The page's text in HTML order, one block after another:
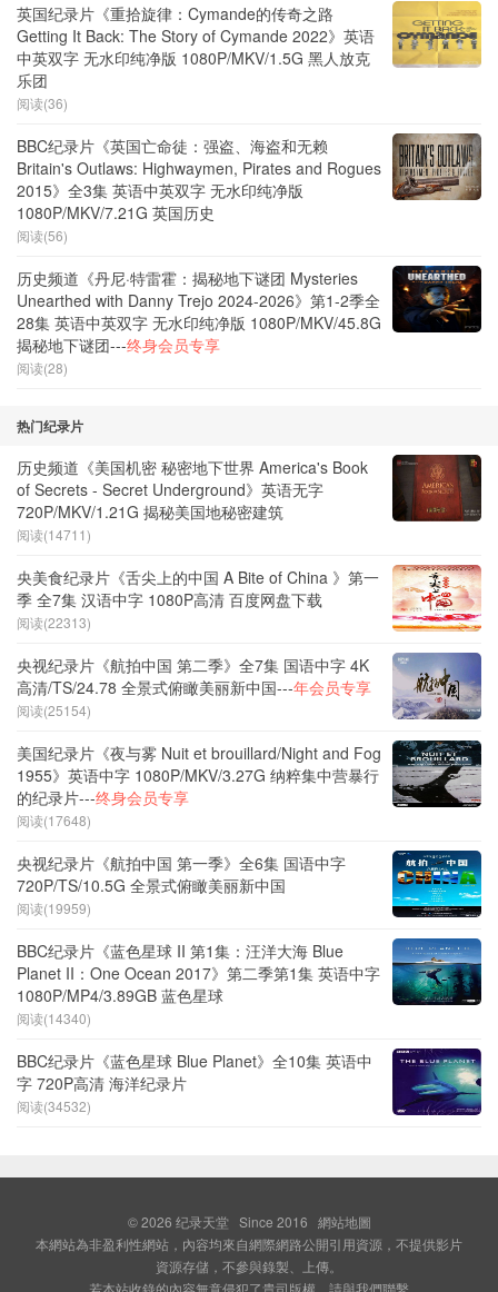
英国纪录片《重拾旋律：Cymande的传奇之路
Getting It Back: The Story of Cymande 2022》英语
中英双字 无水印纯净版 1080P/MKV/1.5G 黑人放克
乐团
阅读(36)
BBC纪录片《英国亡命徒：强盗、海盗和无赖
Britain's Outlaws: Highwaymen, Pirates and Rogues
2015》全3集 英语中英双字 无水印纯净版
1080P/MKV/7.21G 英国历史
阅读(56)
历史频道《丹尼·特雷霍：揭秘地下谜团 Mysteries
Unearthed with Danny Trejo 2024-2026》第1-2季全
28集 英语中英双字 无水印纯净版 1080P/MKV/45.8G
揭秘地下谜团---终身会员专享
阅读(28)
热门纪录片
历史频道《美国机密 秘密地下世界 America's Book
of Secrets - Secret Underground》英语无字
720P/MKV/1.21G 揭秘美国地秘密建筑
阅读(14711)
央美食纪录片《舌尖上的中国 A Bite of China 》第一
季 全7集 汉语中字 1080P高清 百度网盘下载
阅读(22313)
央视纪录片《航拍中国 第二季》全7集 国语中字 4K
高清/TS/24.78 全景式俯瞰美丽新中国---年会员专享
阅读(25154)
美国纪录片《夜与雾 Nuit et brouillard/Night and Fog
1955》英语中字 1080P/MKV/3.27G 纳粹集中营暴行
的纪录片---终身会员专享
阅读(17648)
央视纪录片《航拍中国 第一季》全6集 国语中字
720P/TS/10.5G 全景式俯瞰美丽新中国
阅读(19959)
BBC纪录片《蓝色星球 II 第1集：汪洋大海 Blue
Planet II：One Ocean 2017》第二季第1集 英语中字
1080P/MP4/3.89GB 蓝色星球
阅读(14340)
BBC纪录片《蓝色星球 Blue Planet》全10集 英语中
字 720P高清 海洋纪录片
阅读(34532)
© 2026 纪录天堂Since 2016 網站地圖
本網站為非盈利性網站，內容均來自網際網路公開引用資源，不提供影片
資源存儲，不參與錄製、上傳。
若本站收錄的內容無意侵犯了貴司版權，請與我們聯繫